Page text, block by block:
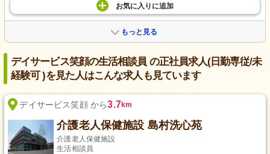
お気に入り に追加
もっと見る
デイサービス笑顔の生活相談員 の正社員求人(日勤専従/未
経験可 )を見た人はこんな求人も見ています
デイサービス笑顔 から3.7km
介護老人保健施設 島村洗心苑
介護老人保健施設
生活相談員